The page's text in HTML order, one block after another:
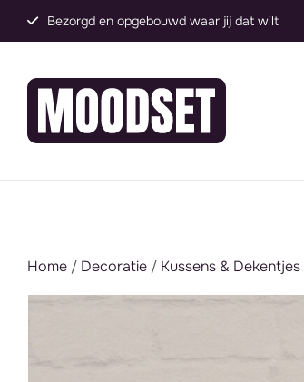
Groot assortiment, direct inzetbaar
Home / Decoratie / Kussens & Dekentjes